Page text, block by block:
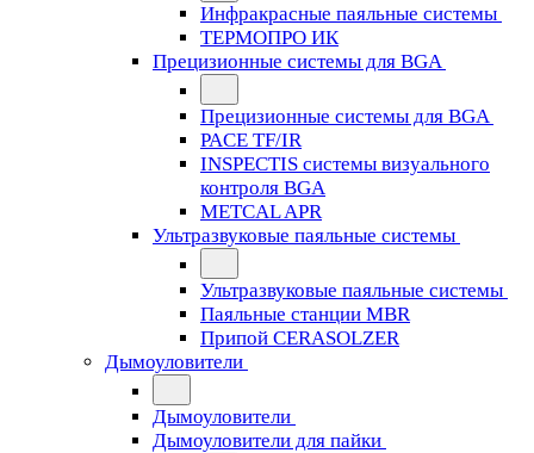
Инфракрасные паяльные системы
ТЕРМОПРО ИК
Прецизионные системы для BGA
Прецизионные системы для BGA
PACE TF/IR
INSPECTIS системы визуального
контроля BGA
METCAL APR
Ультразвуковые паяльные системы
Ультразвуковые паяльные системы
Паяльные станции MBR
Припой CERASOLZER
Дымоуловители
Дымоуловители
Дымоуловители для пайки